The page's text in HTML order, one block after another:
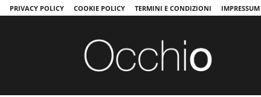
PRIVACY POLICY COOKIE POLICY TERMINI E CONDIZIONI IMPRESSUM